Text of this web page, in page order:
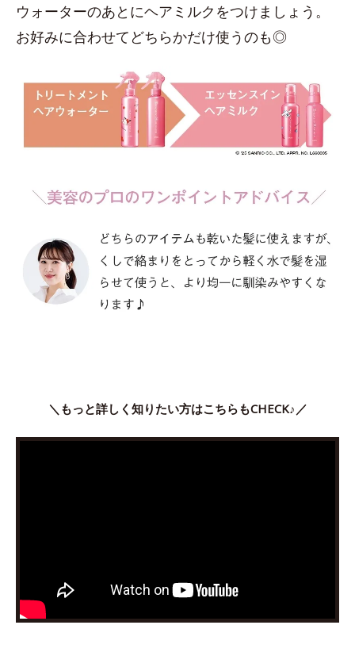
ウォーターのあとにヘアミルクをつけましょう。
お好みに合わせてどちらかだけ使うのも◎
＼もっと詳しく知りたい方はこちらもCHECK♪／